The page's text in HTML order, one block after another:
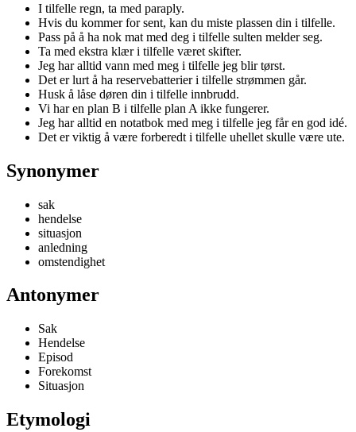
I tilfelle regn, ta med paraply.
Hvis du kommer for sent, kan du miste plassen din i tilfelle.
Pass på å ha nok mat med deg i tilfelle sulten melder seg.
Ta med ekstra klær i tilfelle været skifter.
Jeg har alltid vann med meg i tilfelle jeg blir tørst.
Det er lurt å ha reservebatterier i tilfelle strømmen går.
Husk å låse døren din i tilfelle innbrudd.
Vi har en plan B i tilfelle plan A ikke fungerer.
Jeg har alltid en notatbok med meg i tilfelle jeg får en god idé.
Det er viktig å være forberedt i tilfelle uhellet skulle være ute.
Synonymer
sak
hendelse
situasjon
anledning
omstendighet
Antonymer
Sak
Hendelse
Episod
Forekomst
Situasjon
Etymologi